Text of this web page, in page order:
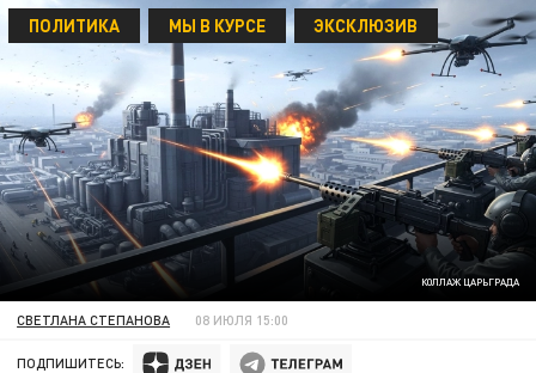
КОЛЛАЖ ЦАРЬГРАДА
ПОЛИТИКА МЫ В КУРСЕ ЭКСКЛЮЗИВ
СВЕТЛАНА СТЕПАНОВА 08 ИЮЛЯ 15:00
ПОДПИШИТЕСЬ: